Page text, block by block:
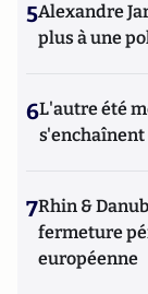
5Alexandre
plus à une
6L'autre été
s'enchaînent
7Rhin &
fermeture
européenne